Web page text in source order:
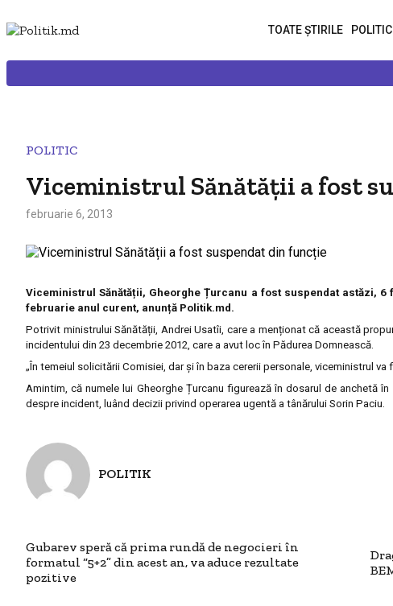
TOATE ȘTIRILE POLITIC
POLITIC
Viceministrul Sănătății a fost
februarie 6, 2013
Viceministrul Sănătății, Gheorghe Țurcanu a fost suspendat astăzi,
februarie anul curent, anunță Politik.md.
Potrivit ministrului Sănătății, Andrei Usatîi, care a menționat că această
incidentului din 23 decembrie 2012, care a avut loc în Pădurea Domnească.
„În temeiul solicitării Comisiei, dar și în baza cererii personale, viceministrul
Amintim, că numele lui Gheorghe Țurcanu figurează în dosarul de anchetă
despre incident, luând decizii privind operarea ugentă a tânărului Sorin Paciu.
POLITIK
Gubarev speră că prima rundă de negocieri în
formatul “5+2” din acest an, va aduce rezultate
pozitive